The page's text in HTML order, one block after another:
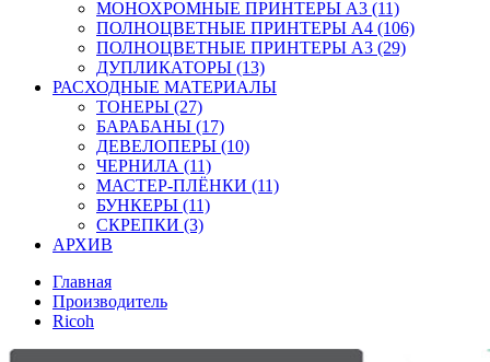
МОНОХРОМНЫЕ ПРИНТЕРЫ А3 (11)
ПОЛНОЦВЕТНЫЕ ПРИНТЕРЫ А4 (106)
ПОЛНОЦВЕТНЫЕ ПРИНТЕРЫ А3 (29)
ДУПЛИКАТОРЫ (13)
РАСХОДНЫЕ МАТЕРИАЛЫ
ТОНЕРЫ (27)
БАРАБАНЫ (17)
ДЕВЕЛОПЕРЫ (10)
ЧЕРНИЛА (11)
МАСТЕР-ПЛЁНКИ (11)
БУНКЕРЫ (11)
СКРЕПКИ (3)
АРХИВ
Главная
Производитель
Ricoh